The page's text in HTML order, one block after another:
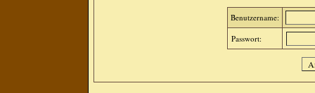
Benutzername:
Passwort: